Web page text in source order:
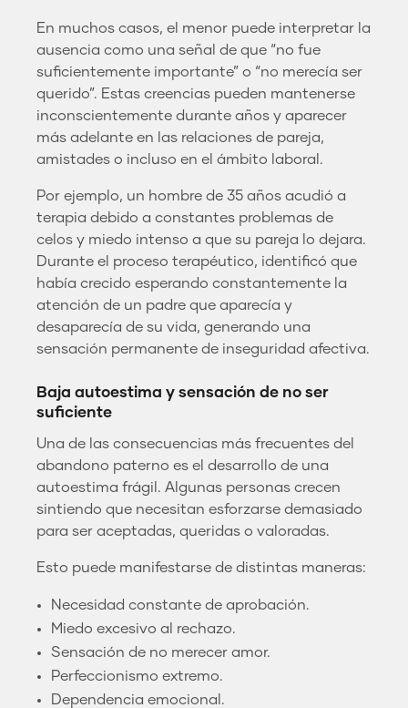
En muchos casos, el menor puede interpretar la
ausencia como una señal de que “no fue
suficientemente importante” o “no merecía ser
querido”. Estas creencias pueden mantenerse
inconscientemente durante años y aparecer
más adelante en las relaciones de pareja,
amistades o incluso en el ámbito laboral.
Por ejemplo, un hombre de 35 años acudió a
terapia debido a constantes problemas de
celos y miedo intenso a que su pareja lo dejara.
Durante el proceso terapéutico, identificó que
había crecido esperando constantemente la
atención de un padre que aparecía y
desaparecía de su vida, generando una
sensación permanente de inseguridad afectiva.
Baja autoestima y sensación de no ser
suficiente
Una de las consecuencias más frecuentes del
abandono paterno es el desarrollo de una
autoestima frágil. Algunas personas crecen
sintiendo que necesitan esforzarse demasiado
para ser aceptadas, queridas o valoradas.
Esto puede manifestarse de distintas maneras:
Necesidad constante de aprobación.
Miedo excesivo al rechazo.
Sensación de no merecer amor.
Perfeccionismo extremo.
Dependencia emocional.